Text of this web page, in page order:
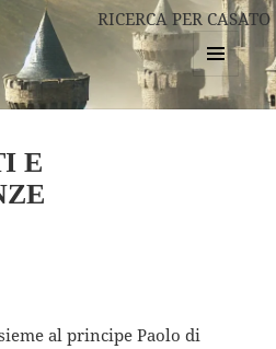
RICERCA PER CASATO
MENU
E
E
al principe Paolo di